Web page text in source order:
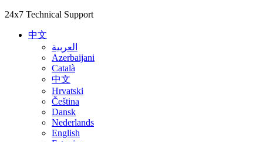
24x7 Technical Support
中文
العربية
Azerbaijani
Català
中文
Hrvatski
Čeština
Dansk
Nederlands
English